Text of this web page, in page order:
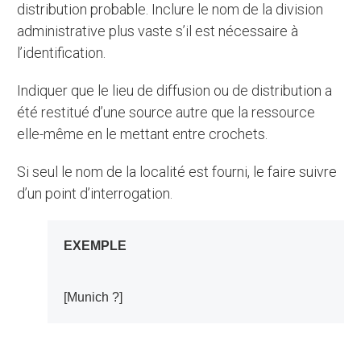
distribution probable. Inclure le nom de la division
administrative plus vaste s’il est nécessaire à
l’identification.
Indiquer que le lieu de diffusion ou de distribution a
été restitué d’une source autre que la ressource
elle-même en le mettant entre crochets.
Si seul le nom de la localité est fourni, le faire suivre
d’un point d’interrogation.
EXEMPLE
[Munich ?]